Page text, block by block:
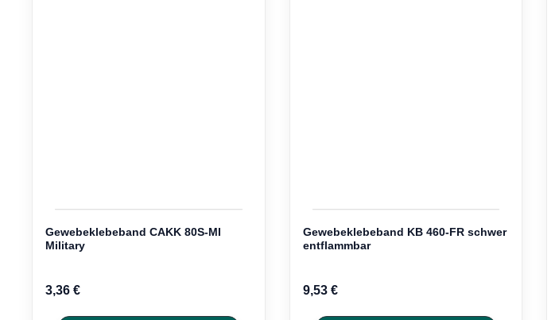
Gewebeklebeband CAKK 80S-MI
Military
3,36 €
Gewebeklebeband KB 460-FR schwer
entflammbar
9,53 €